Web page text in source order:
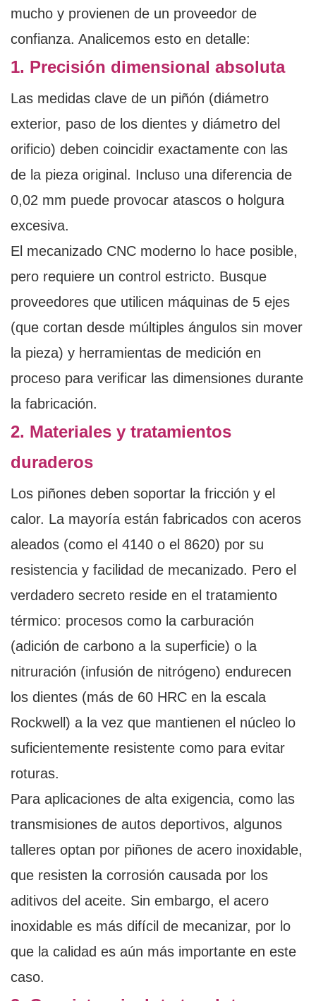
mucho y provienen de un proveedor de
confianza. Analicemos esto en detalle:
1. Precisión dimensional absoluta
Las medidas clave de un piñón (diámetro
exterior, paso de los dientes y diámetro del
orificio) deben coincidir exactamente con las
de la pieza original. Incluso una diferencia de
0,02 mm puede provocar atascos o holgura
excesiva.
El mecanizado CNC moderno lo hace posible,
pero requiere un control estricto. Busque
proveedores que utilicen máquinas de 5 ejes
(que cortan desde múltiples ángulos sin mover
la pieza) y herramientas de medición en
proceso para verificar las dimensiones durante
la fabricación.
2. Materiales y tratamientos
duraderos
Los piñones deben soportar la fricción y el
calor. La mayoría están fabricados con aceros
aleados (como el 4140 o el 8620) por su
resistencia y facilidad de mecanizado. Pero el
verdadero secreto reside en el tratamiento
térmico: procesos como la carburación
(adición de carbono a la superficie) o la
nitruración (infusión de nitrógeno) endurecen
los dientes (más de 60 HRC en la escala
Rockwell) a la vez que mantienen el núcleo lo
suficientemente resistente como para evitar
roturas.
Para aplicaciones de alta exigencia, como las
transmisiones de autos deportivos, algunos
talleres optan por piñones de acero inoxidable,
que resisten la corrosión causada por los
aditivos del aceite. Sin embargo, el acero
inoxidable es más difícil de mecanizar, por lo
que la calidad es aún más importante en este
caso.